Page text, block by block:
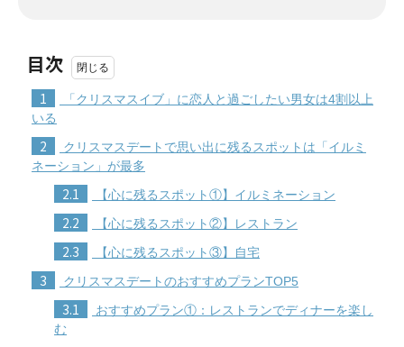
目次
1
「クリスマスイブ」に恋人と過ごしたい男女は4割以上
いる
2
クリスマスデートで思い出に残るスポットは「イルミ
ネーション」が最多
2.1 【心に残るスポット①】イルミネーション
2.2 【心に残るスポット②】レストラン
2.3 【心に残るスポット③】自宅
3 クリスマスデートのおすすめプランTOP5
3.1
おすすめプラン①：レストランでディナーを楽し
む